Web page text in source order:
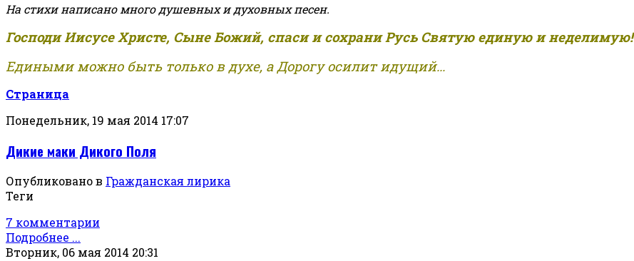
На стихи написано много душевных и духовных песен.
Господи Иисусе Христе, Сыне Божий, спаси и сохрани Русь Святую единую и неделимую!
Едиными можно быть только в духе, а Дорогу осилит идущий...
Страница
Понедельник, 19 мая 2014 17:07
Дикие маки Дикого Поля
Опубликовано в Гражданская лирика
Теги
7 комментарии
Подробнее ...
Вторник, 06 мая 2014 20:31